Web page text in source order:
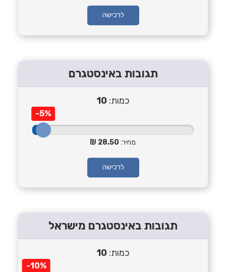
לרכישה
תגובות באינסטגרם
כמות: 10
-5%
מחיר: 28.50
לרכישה
תגובות באינסטגרם מישראל
כמות: 10
-10%